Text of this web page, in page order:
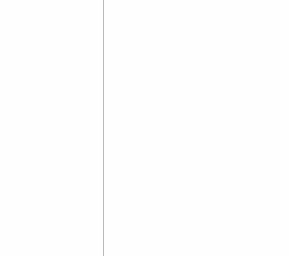
שלי"